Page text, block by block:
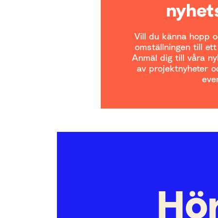
Vill du känna hopp
omställningen till
Anmäl dig till våra
av projektnyheter